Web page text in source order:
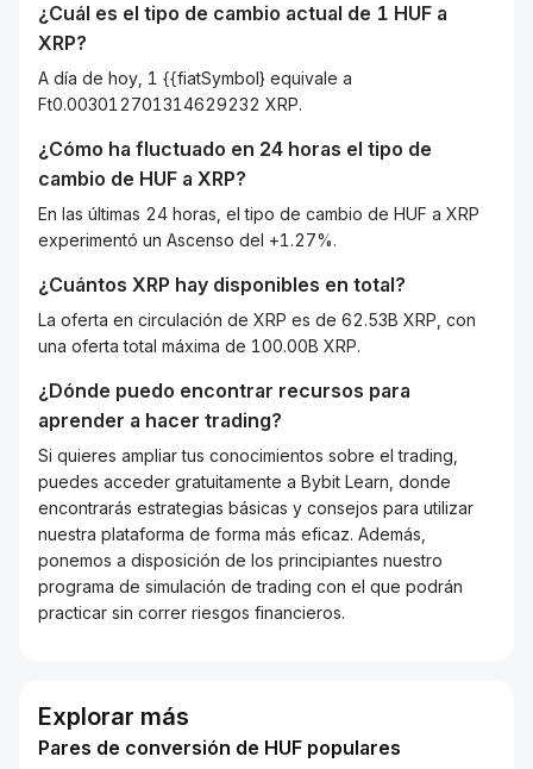
¿Cuál es el tipo de cambio actual de 1 HUF a
XRP?
A día de hoy, 1 {{fiatSymbol} equivale a
Ft0.003012701314629232 XRP.
¿Cómo ha fluctuado en 24 horas el tipo de
cambio de HUF a XRP?
En las últimas 24 horas, el tipo de cambio de HUF a XRP
experimentó un Ascenso del +1.27%.
¿Cuántos XRP hay disponibles en total?
La oferta en circulación de XRP es de 62.53B XRP, con
una oferta total máxima de 100.00B XRP.
¿Dónde puedo encontrar recursos para
aprender a hacer trading?
Si quieres ampliar tus conocimientos sobre el trading,
puedes acceder gratuitamente a Bybit Learn, donde
encontrarás estrategias básicas y consejos para utilizar
nuestra plataforma de forma más eficaz. Además,
ponemos a disposición de los principiantes nuestro
programa de simulación de trading con el que podrán
practicar sin correr riesgos financieros.
Explorar más
Pares de conversión de HUF populares